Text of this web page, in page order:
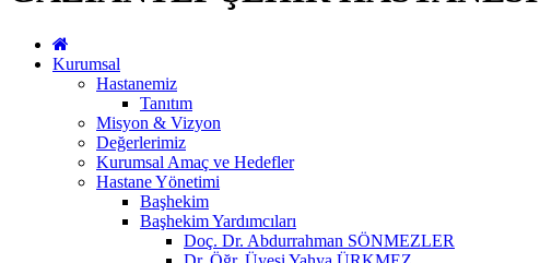
Kurumsal
Hastanemiz
Tanıtım
Misyon & Vizyon
Değerlerimiz
Kurumsal Amaç ve Hedefler
Hastane Yönetimi
Başhekim
Başhekim Yardımcıları
Doç. Dr. Abdurrahman SÖNMEZLER